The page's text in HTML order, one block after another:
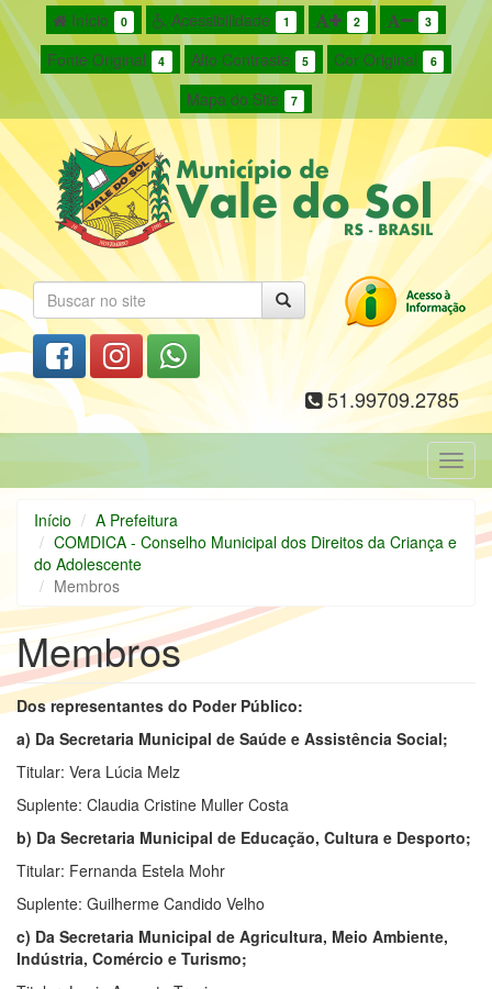
Início 0 Acessibilidade 1 2 3
Fonte Original 4 Alto Contraste 5 Cor Original 6
Mapa do Site 7
51.99709.2785
Início
A Prefeitura
COMDICA - Conselho Municipal dos Direitos da Criança e
do Adolescente
Membros
Membros
Dos representantes do Poder Público:
a) Da Secretaria Municipal de Saúde e Assistência Social;
Titular: Vera Lúcia Melz
Suplente: Claudia Cristine Muller Costa
b) Da Secretaria Municipal de Educação, Cultura e Desporto;
Titular: Fernanda Estela Mohr
Suplente: Guilherme Candido Velho
c) Da Secretaria Municipal de Agricultura, Meio Ambiente,
Indústria, Comércio e Turismo;